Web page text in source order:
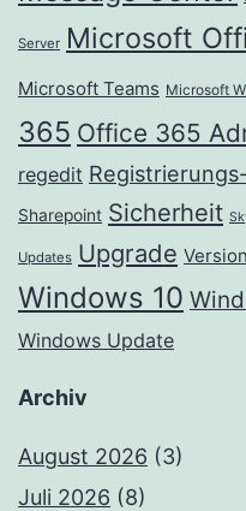
Server Microsoft
Microsoft Teams Microsoft
365 Office 365
regedit
Sharepoint Sicherheit
Updates Upgrade
Windows 10
Windows Update
Archiv
August 2026 (3)
Juli 2026 (8)